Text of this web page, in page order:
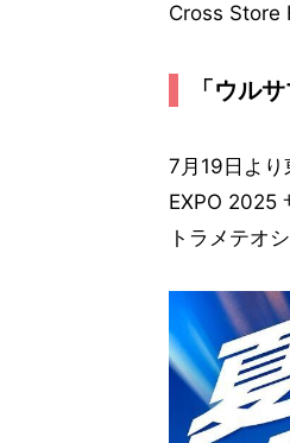
Cross Store
「ウル
7月19日より
EXPO 2025
トラメテオ